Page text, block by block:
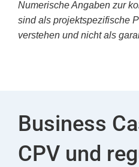
Numerische Angaben zur
sind als projektspezifische
verstehen und nicht als
Business
CPV und